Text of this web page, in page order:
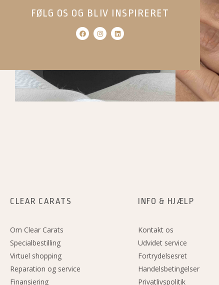
FØLG OS OG BLIV INSPIRERET
F
a
c
o
I
n
s
r
L
i
n
i
CLEAR CARATS
Om Clear Carats
Specialbestilling
Virtuel shopping
Reparation og service
Finansiering
INFO & HJÆLP
Kontakt os
Udvidet service
Fortrydelsesret
Handelsbetingelser
Privatlivspolitik